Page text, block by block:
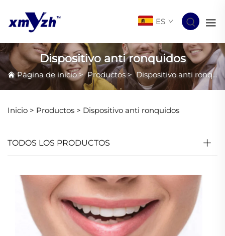
ES
Dispositivo anti ronquidos
Página de inicio>Productos>Dispositivo anti ronquidos
Inicio > Productos > Dispositivo anti ronquidos
TODOS LOS PRODUCTOS